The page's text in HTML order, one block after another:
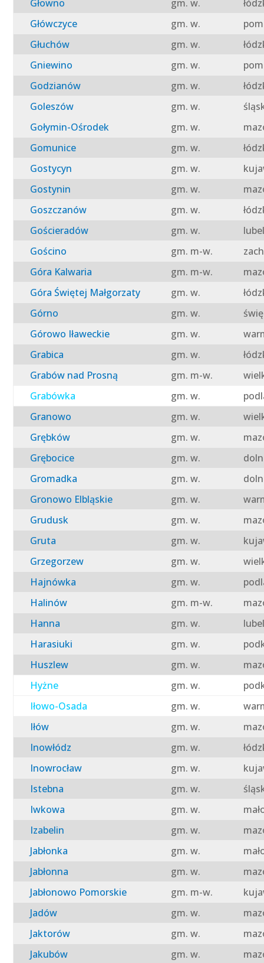
Głowno
gm. w.
Główczyce
gm. w.
Głuchów
gm. w.
Gniewino
gm. w.
Godzianów
gm. w.
Goleszów
gm. w.
Gołymin-Ośrodek
gm. w.
Gomunice
gm. w.
Gostycyn
gm. w.
Gostynin
gm. w.
Goszczanów
gm. w.
Gościeradów
gm. w.
Gościno
gm. m-w.
Góra Kalwaria
gm. m-w.
Góra Świętej Małgorzaty
gm. w.
Górno
gm. w.
Górowo Iławeckie
gm. w.
Grabica
gm. w.
Grabów nad Prosną
gm. m-w.
Grabówka
gm. w.
Granowo
gm. w.
Grębków
gm. w.
Grębocice
gm. w.
Gromadka
gm. w.
Gronowo Elbląskie
gm. w.
Grudusk
gm. w.
Gruta
gm. w.
Grzegorzew
gm. w.
Hajnówka
gm. w.
Halinów
gm. m-w.
Hanna
gm. w.
Harasiuki
gm. w.
Huszlew
gm. w.
Hyżne
gm. w.
Iłowo-Osada
gm. w.
Iłów
gm. w.
Inowłódz
gm. w.
Inowrocław
gm. w.
Istebna
gm. w.
Iwkowa
gm. w.
Izabelin
gm. w.
Jabłonka
gm. w.
Jabłonna
gm. w.
Jabłonowo Pomorskie
gm. m-w.
Jadów
gm. w.
Jaktorów
gm. w.
Jakubów
gm. w.